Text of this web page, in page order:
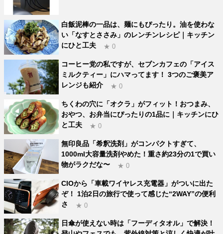
白飯泥棒の一品は、麺にもぴったり。油を使わな
い「なすとささみ」のレンチンレシピ｜キッチン
にひと工夫
★ 0
コーヒー党の私ですが、セブンカフェの「アイス
ミルクティー」にハマってます！ 3つのご褒美ア
レンジも紹介
★ 0
ちくわの穴に「オクラ」がフィット！おつまみ、
おやつ、お弁当にぴったりの1品に｜キッチンにひ
と工夫
★ 0
無印良品「希釈洗剤」がコンパクトすぎて、
1000ml大容量洗剤やめた！重さ約23分の1で買い
物がラクだな〜
★ 0
CIOから「車載ワイヤレス充電器」がついに出た
ぞ！ 1泊2日の旅行で使って感じた“2WAY”の便利
さ
★ 0
日傘が使えない時は「フーディタオル」で解決！